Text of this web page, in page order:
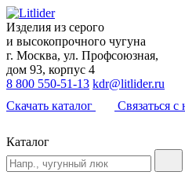
Изделия из серого
и высокопрочного чугуна
г. Москва, ул. Профсоюзная,
дом 93, корпус 4
8 800 550-51-13 kdr@litlider.ru
Скачать каталог
Связаться с
Каталог